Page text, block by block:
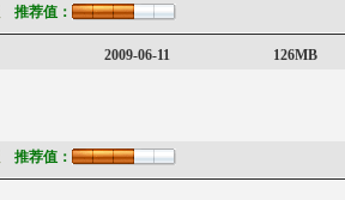
推荐值：
2009-06-11 126MB
推荐值：